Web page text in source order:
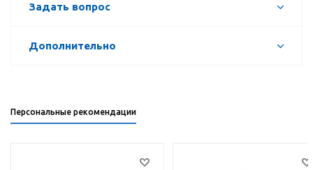
Задать вопрос
Дополнительно
Персональные рекомендации